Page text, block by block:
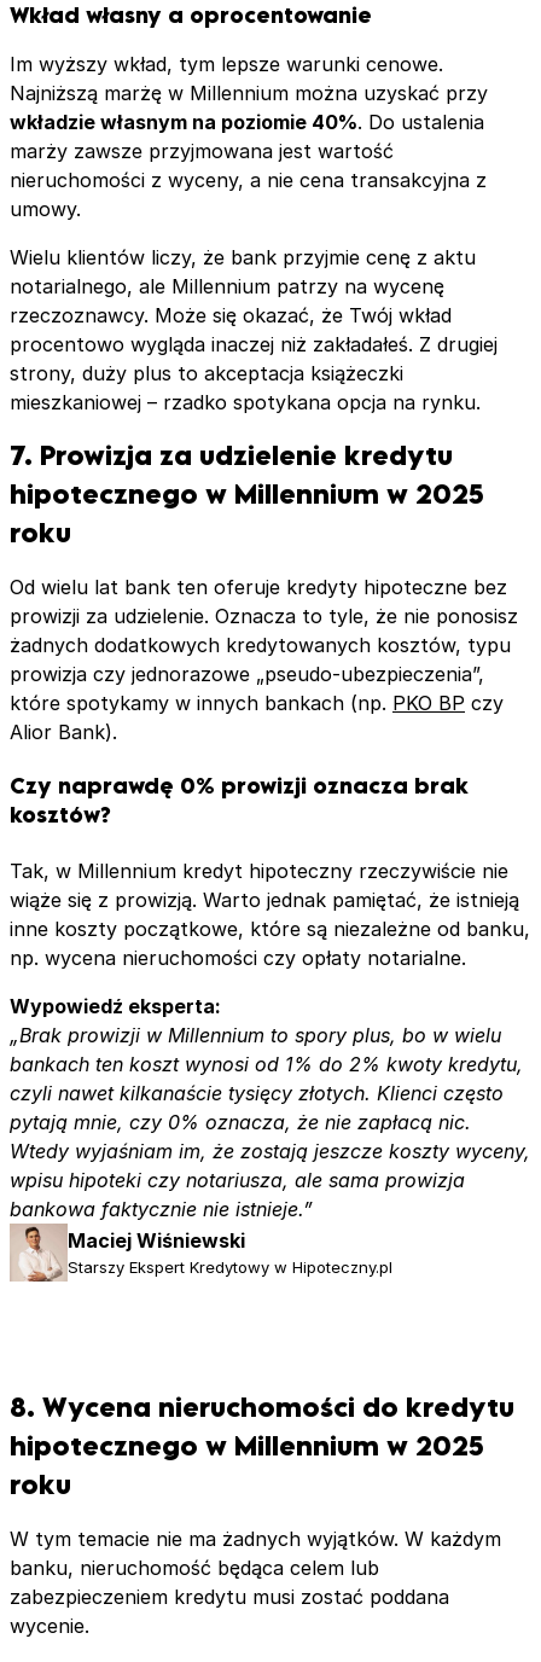
Wkład własny a oprocentowanie
Im wyższy wkład, tym lepsze warunki cenowe.
Najniższą marżę w Millennium można uzyskać przy
wkładzie własnym na poziomie 40%. Do ustalenia
marży zawsze przyjmowana jest wartość
nieruchomości z wyceny, a nie cena transakcyjna z
umowy.
Wielu klientów liczy, że bank przyjmie cenę z aktu
notarialnego, ale Millennium patrzy na wycenę
rzeczoznawcy. Może się okazać, że Twój wkład
procentowo wygląda inaczej niż zakładałeś. Z drugiej
strony, duży plus to akceptacja książeczki
mieszkaniowej – rzadko spotykana opcja na rynku.
7. Prowizja za udzielenie kredytu
hipotecznego w Millennium w 2025
roku
Od wielu lat bank ten oferuje kredyty hipoteczne bez
prowizji za udzielenie. Oznacza to tyle, że nie ponosisz
żadnych dodatkowych kredytowanych kosztów, typu
prowizja czy jednorazowe „pseudo-ubezpieczenia”,
które spotykamy w innych bankach (np. PKO BP czy
Alior Bank).
Czy naprawdę 0% prowizji oznacza brak
kosztów?
Tak, w Millennium kredyt hipoteczny rzeczywiście nie
wiąże się z prowizją. Warto jednak pamiętać, że istnieją
inne koszty początkowe, które są niezależne od banku,
np. wycena nieruchomości czy opłaty notarialne.
Wypowiedź eksperta:
„Brak prowizji w Millennium to spory plus, bo w wielu
bankach ten koszt wynosi od 1% do 2% kwoty kredytu,
czyli nawet kilkanaście tysięcy złotych. Klienci często
pytają mnie, czy 0% oznacza, że nie zapłacą nic.
Wtedy wyjaśniam im, że zostają jeszcze koszty wyceny,
wpisu hipoteki czy notariusza, ale sama prowizja
bankowa faktycznie nie istnieje.”
Maciej Wiśniewski
Starszy Ekspert Kredytowy w Hipoteczny.pl
8. Wycena nieruchomości do kredytu
hipotecznego w Millennium w 2025
roku
W tym temacie nie ma żadnych wyjątków. W każdym
banku, nieruchomość będąca celem lub
zabezpieczeniem kredytu musi zostać poddana
wycenie.